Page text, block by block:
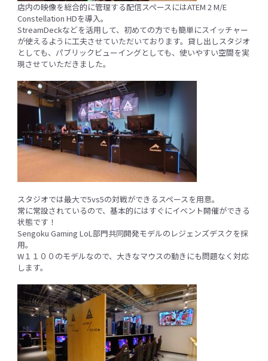
店内の映像を総合的に管理する配信スペースにはATEM 2 M/E
Constellation HDを導入。
StreamDeckなどを活用して、初めての方でも簡単にスイッチャー
が使えるように工夫させていただいております。貸し出しスタジオ
としても、パブリックビューイングとしても、使いやすい空間を実
現させていただきました。
スタジオでは最大で5vs5の対戦ができるスペースを用意。
常に常設されているので、基本的にはすぐにイベント開催ができる
状態です！
Sengoku Gaming LoL部門共同開発モデルのレジェンズデスクを採
用。
W１１００のモデルなので、大きなマウスの動きにも問題なく対応
します。